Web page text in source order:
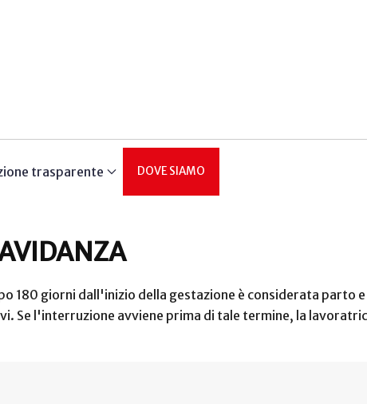
trasparente DOVE SIAMO
180 giorni dall'inizio della gestazione è considerata parto
Se l'interruzione avviene prima di tale termine, la